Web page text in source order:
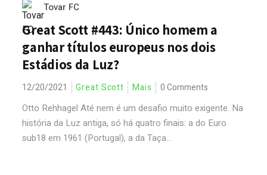
Tovar FC
Great Scott #443: Único homem a
ganhar títulos europeus nos dois
Estádios da Luz?
12/20/2021 Great Scott Mais 0 Comments
Otto Rehhagel Até nem é um desafio muito exigente. Na
história da Luz antiga, só há quatro finais: a do Euro
sub18 em 1961 (Portugal), a da Taça...